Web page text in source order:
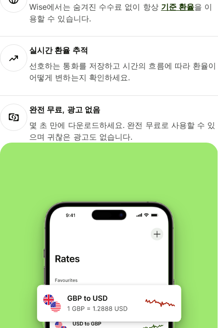
Wise에서는 숨겨진 수수료 없이 항상 기준 환율을 이
용할 수 있습니다.
실시간 환율 추적
선호하는 통화를 저장하고 시간의 흐름에 따라 환율이
어떻게 변하는지 확인하세요.
완전 무료, 광고 없음
몇 초 만에 다운로드하세요. 완전 무료로 사용할 수 있
으며 귀찮은 광고도 없습니다.